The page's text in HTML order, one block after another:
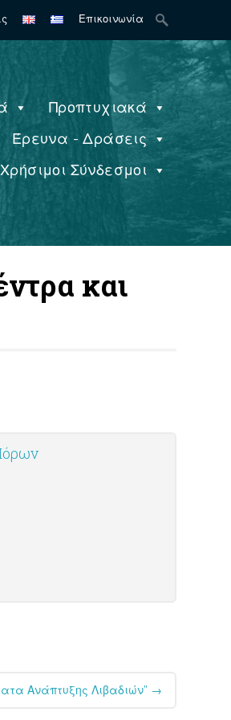
Επικοινωνία
Search
for:
Προπτυχιακά
Έρευνα - Δράσεις
Χρήσιμοι Σύνδεσμοι
και
Ανάπτυξης Λιβαδιών” →